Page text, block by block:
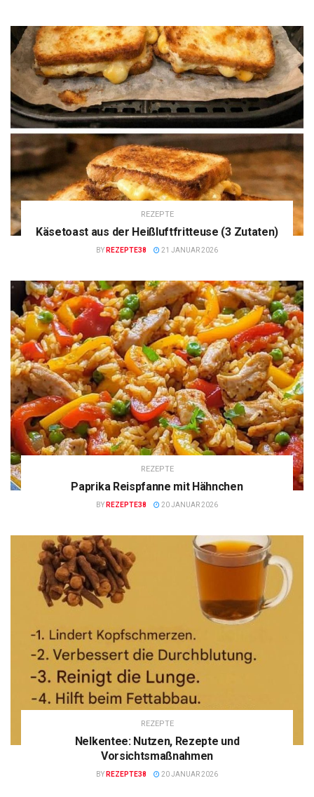
REZEPTE
Käsetoast aus der Heißluftfritteuse (3 Zutaten)
BY REZEPTE38 21 JANUAR 2026
REZEPTE
Paprika Reispfanne mit Hähnchen
BY REZEPTE38 20 JANUAR 2026
REZEPTE
Nelkentee: Nutzen, Rezepte und
Vorsichtsmaßnahmen
BY REZEPTE38 20 JANUAR 2026